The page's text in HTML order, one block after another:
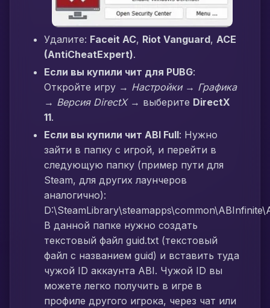
Удалите: Faceit AC, Riot Vanguard, ACE
(AntiCheatExpert).
Если вы купили чит для PUBG:
Откройте игру → Настройки → Графика
→ Версия DirectX→ выберите DirectX
11.
Если вы купили чит ABI Full: Нужно
зайти в папку с игрой, и перейти в
следующую папку (пример пути для
Steam, для других лаунчеров
аналогично):
В данной папке нужно создать
текстовый файл guid.txt (текстовый
файл с названием guid) и вставить туда
чужой ID аккаунта ABI. Чужой ID вы
можете легко получить в игре в
профиле другого игрока, через чат или